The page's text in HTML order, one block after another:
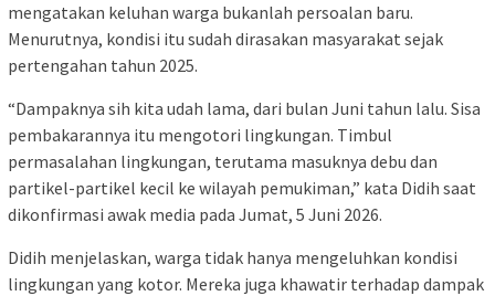
mengatakan keluhan warga bukanlah persoalan baru.
Menurutnya, kondisi itu sudah dirasakan masyarakat sejak
pertengahan tahun 2025.
“Dampaknya sih kita udah lama, dari bulan Juni tahun lalu. Sisa
pembakarannya itu mengotori lingkungan. Timbul
permasalahan lingkungan, terutama masuknya debu dan
partikel-partikel kecil ke wilayah pemukiman,” kata Didih saat
dikonfirmasi awak media pada Jumat, 5 Juni 2026.
Didih menjelaskan, warga tidak hanya mengeluhkan kondisi
lingkungan yang kotor. Mereka juga khawatir terhadap dampak